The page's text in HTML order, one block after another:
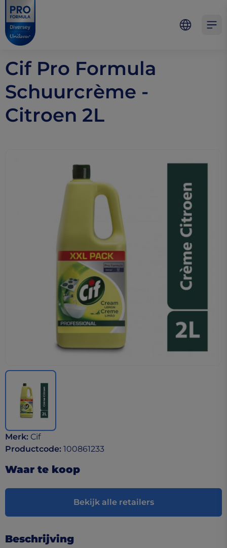
Skip to main content
Skip to navigation
Skip to footer
Pro Formula
Cif Pro Formula
Schuurcrème -
Citroen 2L
Merk: Cif
Productcode: 100861233
Waar te koop
Bekijk alle retailers
Beschrijving